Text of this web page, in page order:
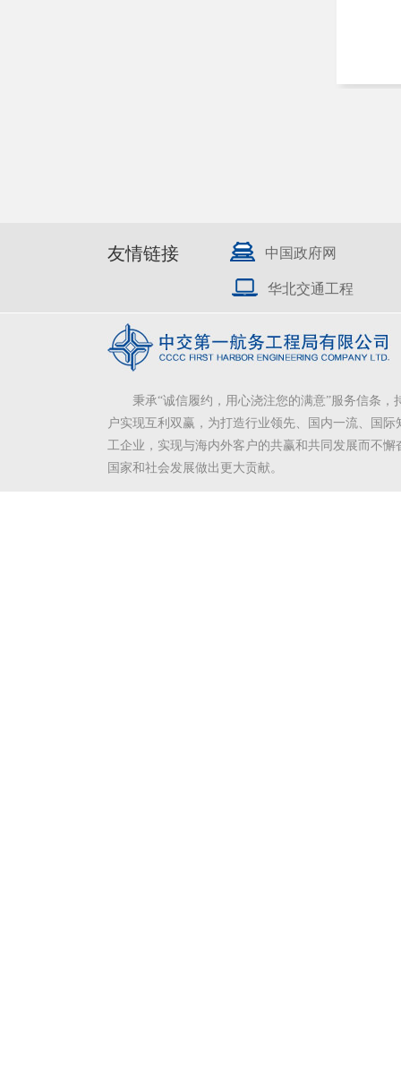
友情链接 中国政府网
华北交通工程
秉承“诚信履约，用心浇注您的满意”服务信条，
户实现互利双赢，为打造行业领先、国内一流、国际
工企业，实现与海内外客户的共赢和共同发展而不懈
国家和社会发展做出更大贡献。